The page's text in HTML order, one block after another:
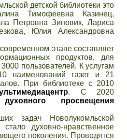
детской библиотеки это
Тимофеевна Казинец,
Петровна Зиновик, Лариса
Юлия Александровна
этапе составляет
продуктов, для
пользователей. К услугам
наименований газет и 21
При библиотеке с 2010
. С 2020
просвещения
задач Новолукомльской
стало духовно-нравственное
поколения. Проводятся